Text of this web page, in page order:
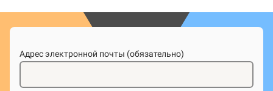
Адрес электронной почты (обязательно)